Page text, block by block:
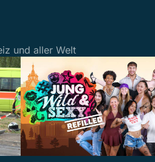
und aller Welt